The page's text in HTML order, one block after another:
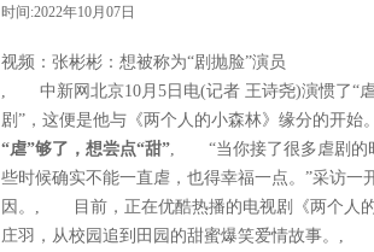
时间:2022年10月07日
视频：张彬彬：想被称为“剧抛脸”演员
, 中新网北京10月5日电(记者 王诗尧)演惯了“虐
剧”，这便是他与《两个人的小森林》缘分的开
“虐”够了，想尝点“甜”, “当你接了很多虐剧的
些时候确实不能一直虐，也得幸福一点。”采访
因。, 目前，正在优酷热播的电视剧《两个人
庄羽，从校园追到田园的甜蜜爆笑爱情故事。,